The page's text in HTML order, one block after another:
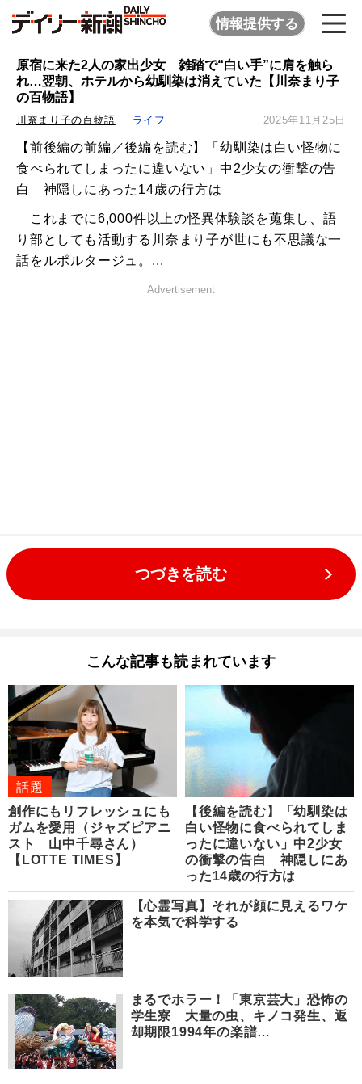
情報提供する
原宿に来た2人の家出少女 雑踏で“白い手”に肩を触ら
れ…翌朝、ホテルから幼馴染は消えていた【川奈まり子
の百物語】
川奈まり子の百物語 ライフ 2025年11月25日
【前後編の前編／後編を読む】「幼馴染は白い怪物に
食べられてしまったに違いない」中2少女の衝撃の告
白 神隠しにあった14歳の行方は
これまでに6,000件以上の怪異体験談を蒐集し、語
り部としても活動する川奈まり子が世にも不思議な一
話をルポルタージュ。...
Advertisement
つづきを読む
こんな記事も読まれています
話題
創作にもリフレッシュにも
ガムを愛用（ジャズピアニ
スト 山中千尋さん）
【LOTTE TIMES】
【後編を読む】「幼馴染は
白い怪物に食べられてしま
ったに違いない」中2少女
の衝撃の告白 神隠しにあ
った14歳の行方は
【心霊写真】それが顔に見えるワケ
を本気で科学する
まるでホラー！「東京芸大」恐怖の
学生寮 大量の虫、キノコ発生、返
却期限1994年の楽譜…